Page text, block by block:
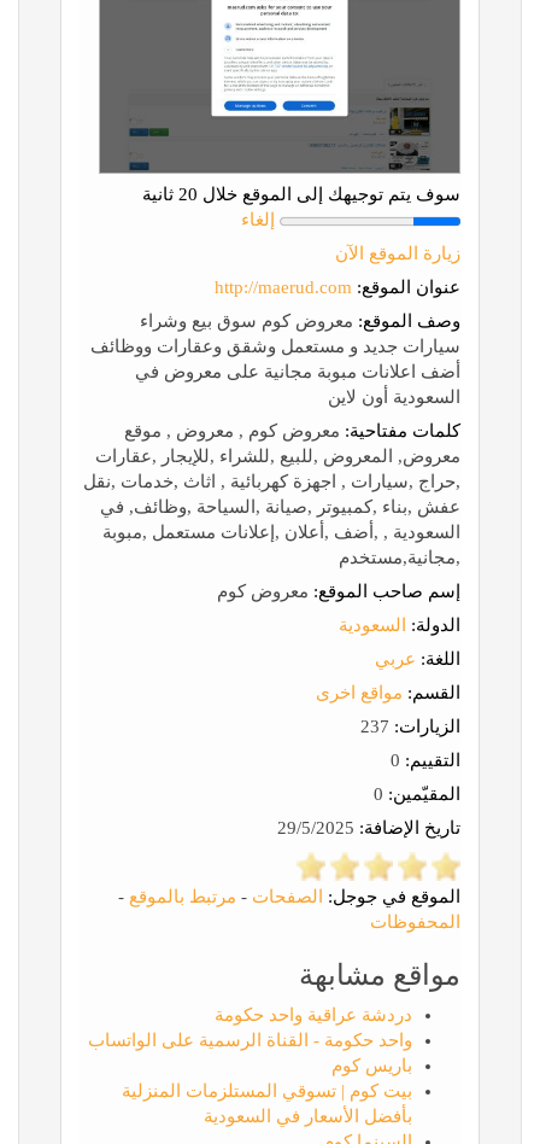
سوف يتم توجيهك إلى الموقع خلال 20 ثانية
إلغاء
زيارة الموقع الآن
عنوان الموقع: http://maerud.com
وصف الموقع: معروض كوم سوق بيع وشراء
سيارات جديد و مستعمل وشقق وعقارات ووظائف
أضف اعلانات مبوبة مجانية على معروض في
السعودية أون لاين
كلمات مفتاحية: معروض كوم , معروض , موقع
معروض, المعروض ,للبيع ,للشراء ,للإيجار ,عقارات
,حراج ,سيارات , اجهزة كهربائية , اثاث ,خدمات ,نقل
عفش ,بناء ,كمبيوتر ,صيانة ,السياحة ,وظائف, في
السعودية , ,أضف ,أعلان ,إعلانات مستعمل ,مبوبة
,مجانية,مستخدم
إسم صاحب الموقع: معروض كوم
الدولة:
السعودية
اللغة: عربي
القسم: مواقع اخرى
الزيارات:
التقييم:
المقيّمين:
تاريخ الإضافة:
الموقع في جوجل: الصفحات - مرتبط بالموقع -
المحفوظات
مواقع مشابهة
دردشة عراقية واحد حكومة
واحد حكومة - القناة الرسمية على الواتساب
باريس كوم
بيت كوم | تسوقي المستلزمات المنزلية
بأفضل الأسعار في السعودية